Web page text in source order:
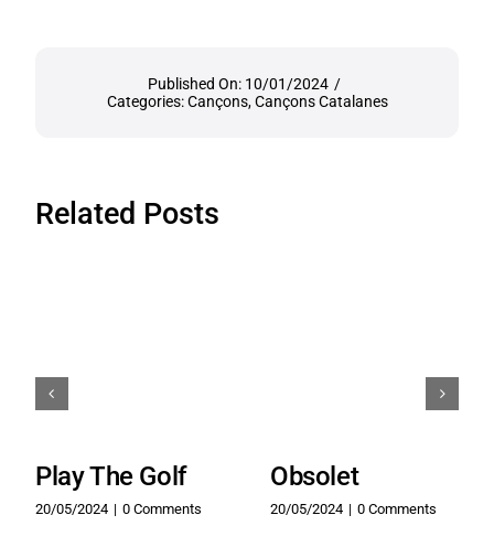
Published On: 10/01/2024 /
Categories:Cançons,Cançons Catalanes
Related Posts
Play The Golf
20/05/2024 | 0 Comments
Obsolet
20/05/2024 | 0 Comments